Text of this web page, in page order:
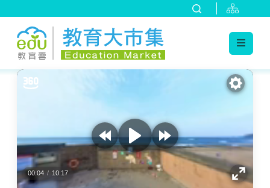
:::
00:04 / 10:17